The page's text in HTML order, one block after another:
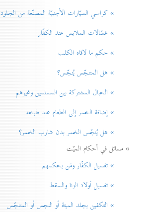
» كراسي السيّارات الأجنبيّة المصنّعة من الجلود
» غسّالات الملابس عند الكفّار
» حكم ما لاقاه الكلب
» هل المتنجّس يُنجّس؟
» الحبال المشتركة بين المسلمين وغيرهم
» إضافة الخمر إلی الطعام عند طبخه
» هل يُنجّس الخمر بدن شارب الخمر؟
» مسائل في أحكام الميّت
» تغسيل الكفّار ومَن بحكمهم
» تغسيل أولاد الزنا والسقط
» التكفين بجلد الميتة أو النجس أو المتنجّس